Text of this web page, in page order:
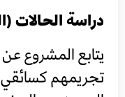
دراسة الحالات